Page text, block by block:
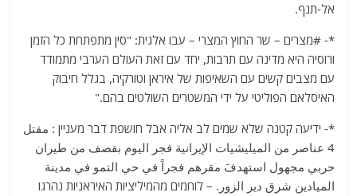
אל-תנף.
*- #מצרים – שר החוץ המצרי – עבו אלגית: "סין מתפתחת כל הזמן
ורוסיה היא מדינה עם תרבות, יחד עם זאת העולם הערבי מתמודד
עם מצבים קשים עם השאיפות של איראן וטורקיה, בגלל חיבוק
האיסלאם הפוליטי על ידי המשטרים השולטים בהם."
*- ידיעה קטנה שלא שמים לב אליה אבל חושפת דבר מעניין : مقتل
4 عناصر من الميليشيات الإيرانية فجر اليوم بقصف من طيران
حربي مجهول استهدفَ مقرهم فجراً في حي التمو في مدينة
الميادين شرق دير الزور. – לוחמים מהמיליציות האיראניות נהרגו